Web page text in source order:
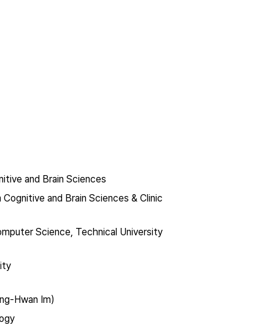
and Brain Sciences
and Brain Sciences & Clinic
Science, Technical University
Hwan Im)